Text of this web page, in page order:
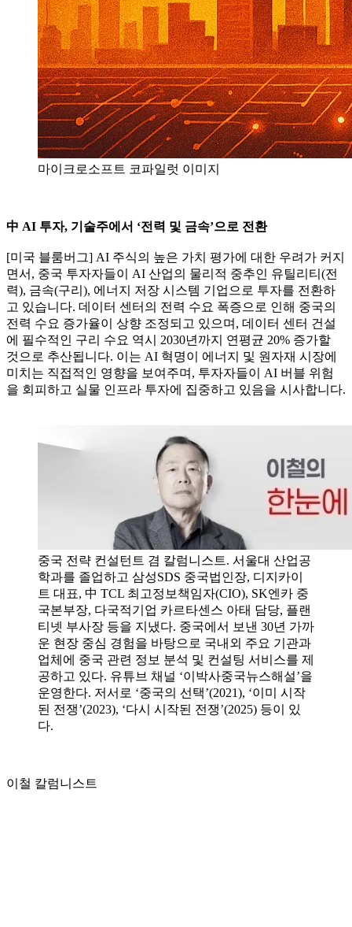
마이크로소프트 코파일럿 이미지
中 AI 투자, 기술주에서 ‘전력 및 금속’으로 전환
[미국 블룸버그] AI 주식의 높은 가치 평가에 대한 우려가 커지
면서, 중국 투자자들이 AI 산업의 물리적 중추인 유틸리티(전
력), 금속(구리), 에너지 저장 시스템 기업으로 투자를 전환하
고 있습니다. 데이터 센터의 전력 수요 폭증으로 인해 중국의
전력 수요 증가율이 상향 조정되고 있으며, 데이터 센터 건설
에 필수적인 구리 수요 역시 2030년까지 연평균 20% 증가할
것으로 추산됩니다. 이는 AI 혁명이 에너지 및 원자재 시장에
미치는 직접적인 영향을 보여주며, 투자자들이 AI 버블 위험
을 회피하고 실물 인프라 투자에 집중하고 있음을 시사합니다.
중국 전략 컨설턴트 겸 칼럼니스트. 서울대 산업공
학과를 졸업하고 삼성SDS 중국법인장, 디지카이
트 대표, 中 TCL 최고정보책임자(CIO), SK엔카 중
국본부장, 다국적기업 카르타센스 아태 담당, 플랜
티넷 부사장 등을 지냈다. 중국에서 보낸 30년 가까
운 현장 중심 경험을 바탕으로 국내외 주요 기관과
업체에 중국 관련 정보 분석 및 컨설팅 서비스를 제
공하고 있다. 유튜브 채널 ‘이박사중국뉴스해설’을
운영한다. 저서로 ‘중국의 선택’(2021), ‘이미 시작
된 전쟁’(2023), ‘다시 시작된 전쟁’(2025) 등이 있
다.
이철 칼럼니스트